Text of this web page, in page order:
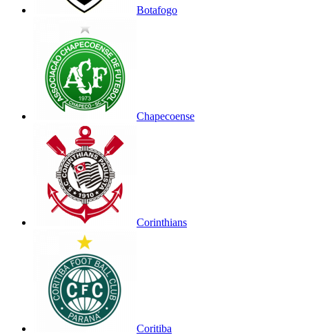
Botafogo
Chapecoense
Corinthians
Coritiba